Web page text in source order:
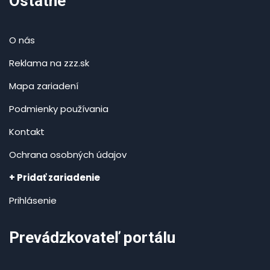
O nás
Reklama na zzz.sk
Mapa zariadení
Podmienky používania
Kontakt
Ochrana osobných údajov
+ Pridať zariadenie
Prihlásenie
Prevádzkovateľ portálu